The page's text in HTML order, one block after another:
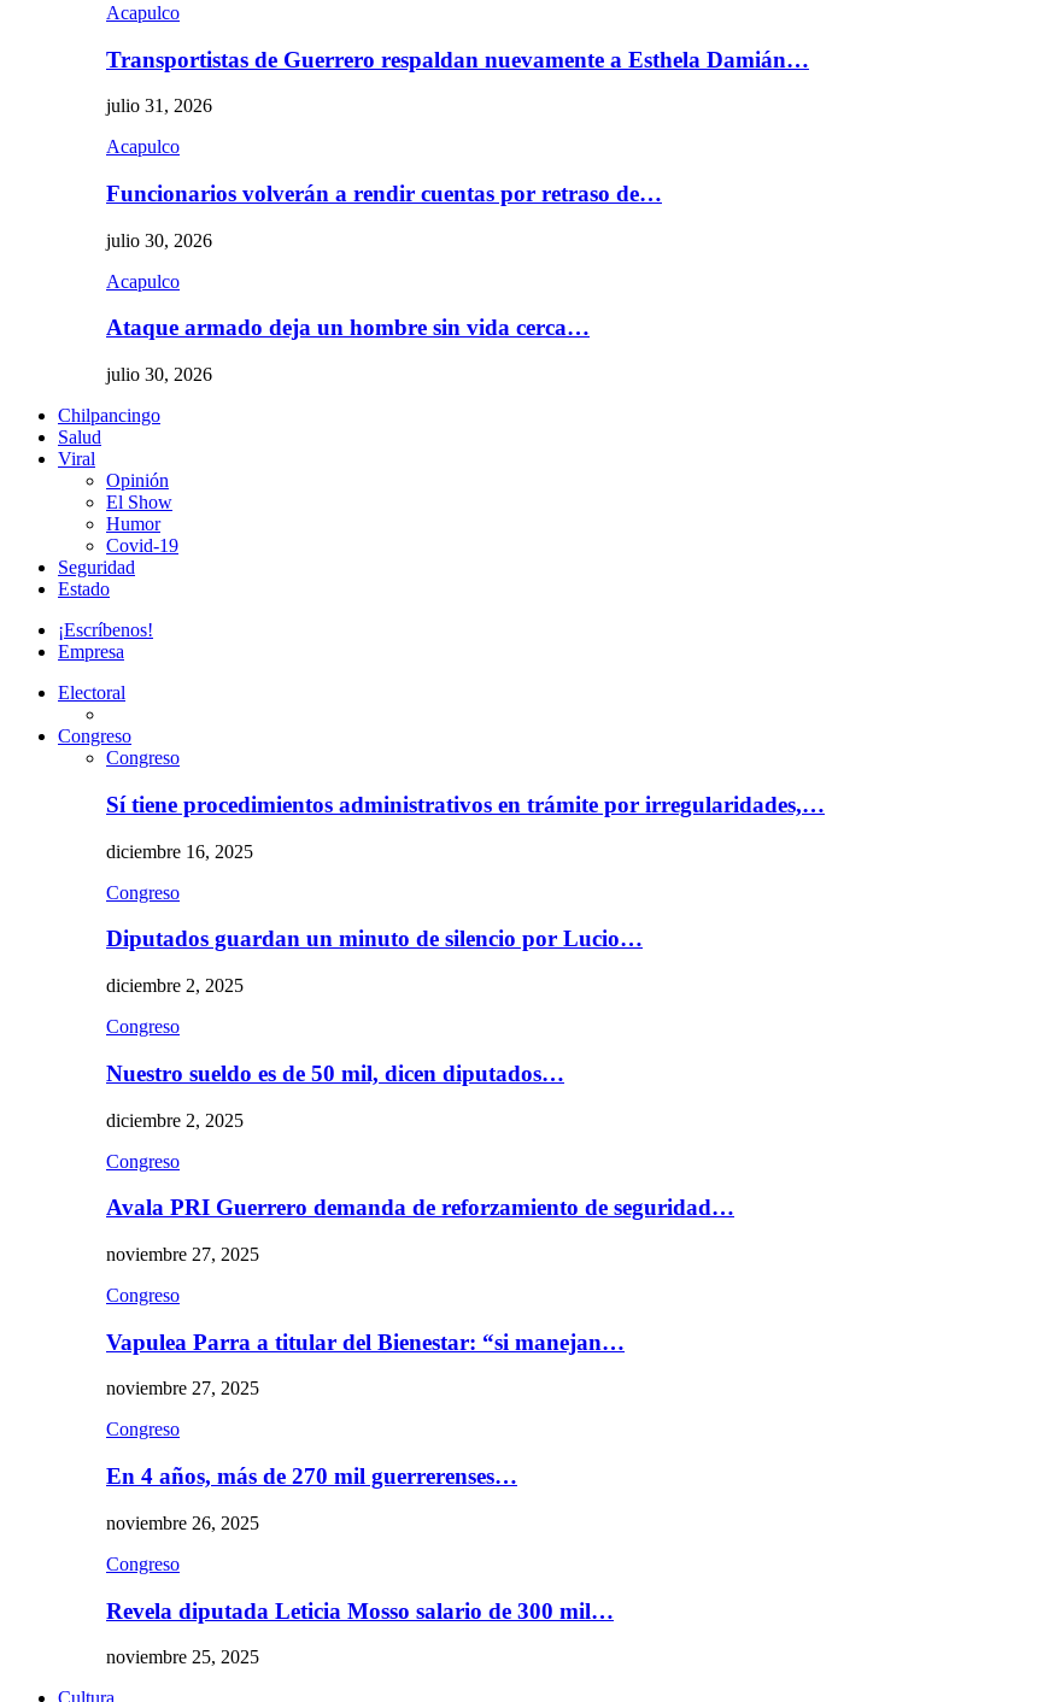
Acapulco
Transportistas de Guerrero respaldan nuevamente a Esthela Damián…
julio 31, 2026
Acapulco
Funcionarios volverán a rendir cuentas por retraso de…
julio 30, 2026
Acapulco
Ataque armado deja un hombre sin vida cerca…
julio 30, 2026
Chilpancingo
Salud
Viral
Opinión
El Show
Humor
Covid-19
Seguridad
Estado
¡Escríbenos!
Empresa
Electoral
Congreso
Congreso
Sí tiene procedimientos administrativos en trámite por irregularidades,…
diciembre 16, 2025
Congreso
Diputados guardan un minuto de silencio por Lucio…
diciembre 2, 2025
Congreso
Nuestro sueldo es de 50 mil, dicen diputados…
diciembre 2, 2025
Congreso
Avala PRI Guerrero demanda de reforzamiento de seguridad…
noviembre 27, 2025
Congreso
Vapulea Parra a titular del Bienestar: “si manejan…
noviembre 27, 2025
Congreso
En 4 años, más de 270 mil guerrerenses…
noviembre 26, 2025
Congreso
Revela diputada Leticia Mosso salario de 300 mil…
noviembre 25, 2025